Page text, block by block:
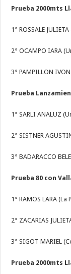
Prueba 2000mts
1° ROSSALE JULIETA
2° OCAMPO IARA
3° PAMPILLON IVON
Prueba
1° SARLI ANALUZ
2° SISTNER
3° BADARACCO
Prueba 80 con
1° RAMOS LARA (La
2° ZACARIAS
3° SIGOT MARIEL
Prueba 2000mts